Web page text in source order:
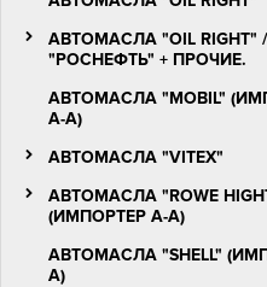
АВТОМАСЛА "OIL
"РОСНЕФТЬ" + ПРОЧИЕ.
АВТОМАСЛА "MOBIL"
А-А)
АВТОМАСЛА "VITEX"
АВТОМАСЛА "ROWE
(ИМПОРТЕР А-А)
АВТОМАСЛА "SHELL"
А)